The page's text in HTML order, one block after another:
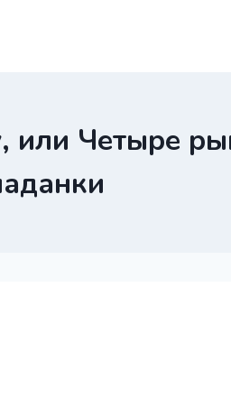
или Четыре